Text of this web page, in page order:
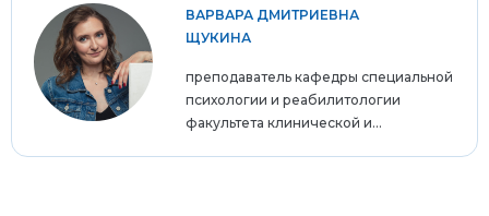
ВАРВАРА ДМИТРИЕВНА
ЩУКИНА
преподаватель кафедры специальной
психологии и реабилитологии
факультета клинической и...